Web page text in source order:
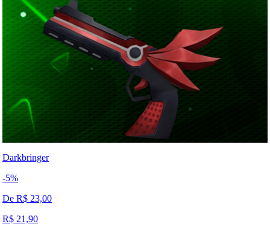
Darkbringer
-5%
De R$ 23,00
R$ 21,90